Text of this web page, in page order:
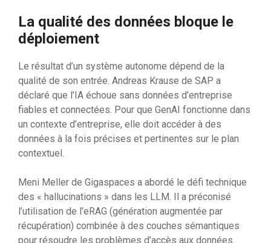
La qualité des données bloque le
déploiement
Le résultat d’un système autonome dépend de la
qualité de son entrée. Andreas Krause de SAP a
déclaré que l’IA échoue sans données d’entreprise
fiables et connectées. Pour que GenAI fonctionne dans
un contexte d’entreprise, elle doit accéder à des
données à la fois précises et pertinentes sur le plan
contextuel.
Meni Meller de Gigaspaces a abordé le défi technique
des « hallucinations » dans les LLM. Il a préconisé
l’utilisation de l’eRAG (génération augmentée par
récupération) combinée à des couches sémantiques
pour résoudre les problèmes d’accès aux données.